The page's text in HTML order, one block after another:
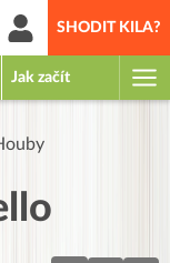
SHODIT KILA?
Jak začít